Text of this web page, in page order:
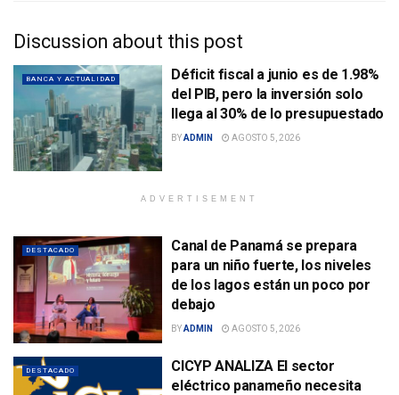
Discussion about this post
BANCA Y ACTUALIDAD
Déficit fiscal a junio es de 1.98%
del PIB, pero la inversión solo
llega al 30% de lo presupuestado
BYADMIN AGOSTO 5, 2026
ADVERTISEMENT
DESTACADO
Canal de Panamá se prepara
para un niño fuerte, los niveles
de los lagos están un poco por
debajo
BYADMIN AGOSTO 5, 2026
DESTACADO
CICYP ANALIZA El sector
eléctrico panameño necesita